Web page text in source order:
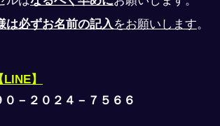
は必ずお名前の記入をお願いします。
LINE】
０－２０２４－７５６６